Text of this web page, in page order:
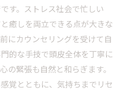
ジとの違いや効果を正しく
クゼーション効果の違いは
す。ストレス社会で忙しい
癒しを両立できる点が大きな
にカウンセリングを受けて自
的な手技で頭皮全体を丁寧に
の緊張も自然と和らぎます。
覚とともに、気持ちまでリセ